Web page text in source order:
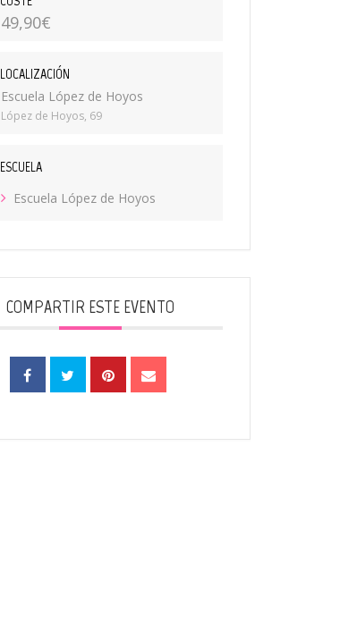
49,90€
LOCALIZACIÓN
Escuela López de Hoyos
López de Hoyos, 69
ESCUELA
Escuela López de Hoyos
COMPARTIR ESTE EVENTO